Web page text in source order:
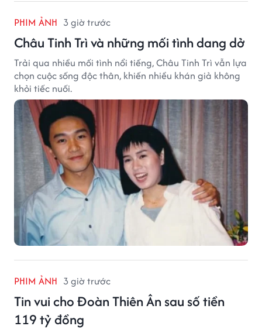
PHIM ẢNH 3 giờ trước
Châu Tinh Trì và những mối tình dang dở
Trải qua nhiều mối tình nổi tiếng, Châu Tinh Trì vẫn lựa
chọn cuộc sống độc thân, khiến nhiều khán giả không
khỏi tiếc nuối.
PHIM ẢNH 3 giờ trước
Tin vui cho Đoàn Thiên Ân sau số tiền
119 tỷ đồng